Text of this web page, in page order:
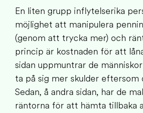
En liten grupp inflytelserika
möjlighet att manipulera
(genom att trycka mer) och
princip är kostnaden för att
sidan uppmuntrar de
ta på sig mer skulder eftersom
Sedan, å andra sidan, har de
räntorna för att hämta tillbaka